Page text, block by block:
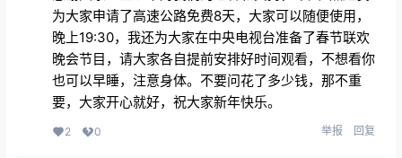
为大家申请了高速公路免费8天，大家可以随便使用，
晚上19:30，我还为大家在中央电视台准备了春节联欢
晚会节目，请大家各自提前安排好时间观看，不想看你
也可以早睡，注意身体。不要问花了多少钱，那不重
要，大家开心就好，祝大家新年快乐。
2 0 举报 回复